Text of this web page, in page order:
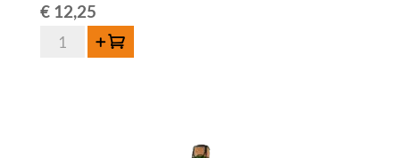
€12,25
quantité
Ajouter au panier